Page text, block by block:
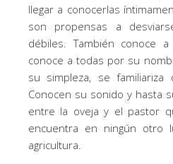
llegar a conocerlas
son propensas a
débiles. También conoce
conoce a todas por su
su simpleza, se
Conocen su sonido y hasta
entre la oveja y el pastor
encuentra en ningún otro
agricultura.